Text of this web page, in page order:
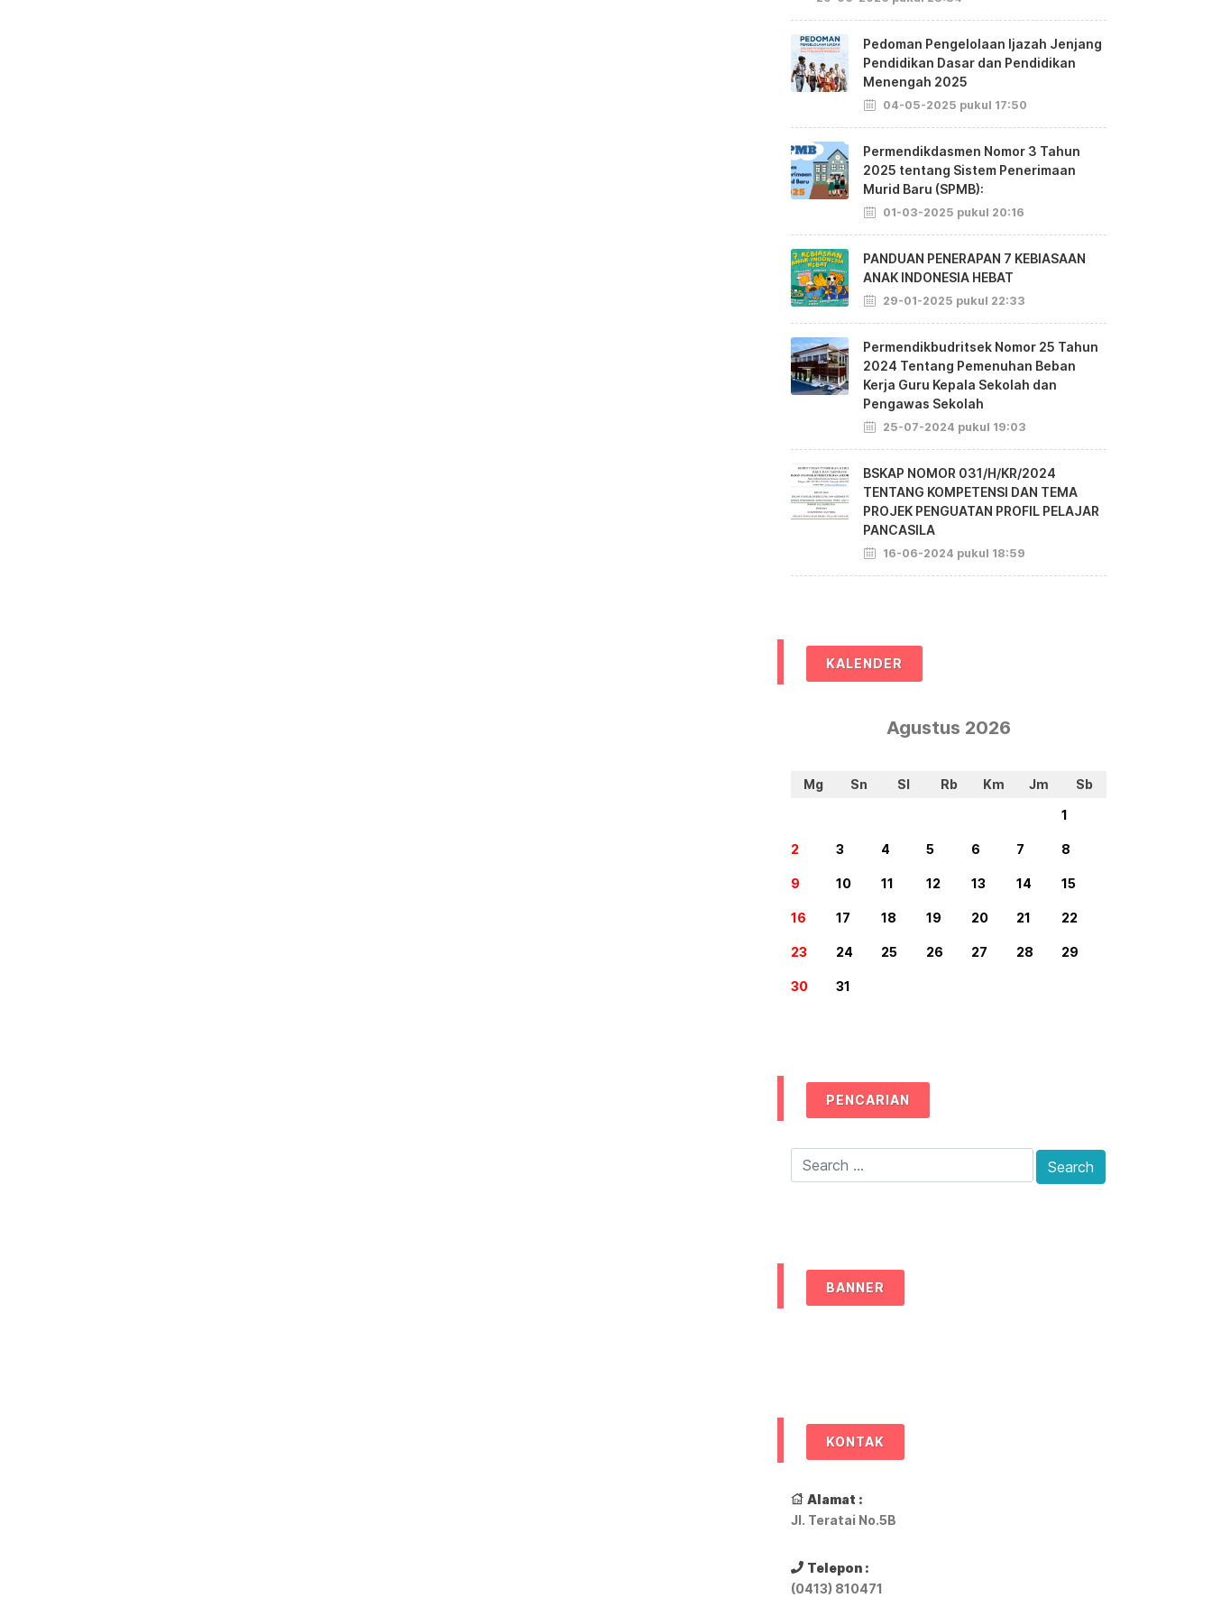
Pedoman Pengelolaan Ijazah Jenjang
Pendidikan Dasar dan Pendidikan
Menengah 2025
04-05-2025 pukul 17:50
Permendikdasmen Nomor 3 Tahun
2025 tentang Sistem Penerimaan
Murid Baru (SPMB):
01-03-2025 pukul 20:16
PANDUAN PENERAPAN 7 KEBIASAAN
ANAK INDONESIA HEBAT
29-01-2025 pukul 22:33
Permendikbudritsek Nomor 25 Tahun
2024 Tentang Pemenuhan Beban
Kerja Guru Kepala Sekolah dan
Pengawas Sekolah
25-07-2024 pukul 19:03
BSKAP NOMOR 031/H/KR/2024
TENTANG KOMPETENSI DAN TEMA
PROJEK PENGUATAN PROFIL PELAJAR
PANCASILA
16-06-2024 pukul 18:59
KALENDER
Agustus 2026
Mg Sn Sl Rb Km Jm
Sb
1
2 3 4 5 6 7 8
9 10 11 12 13 14 15
16 17 18 19 20 21 22
23 24 25 26 27 28 29
30 31
PENCARIAN
BANNER
KONTAK
Alamat :
Jl. Teratai No.5B
Telepon :
(0413) 810471